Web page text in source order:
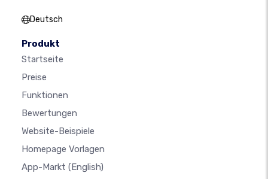
Deutsch
Produkt
Startseite
Preise
Funktionen
Bewertungen
Website-Beispiele
Homepage Vorlagen
App-Markt (English)